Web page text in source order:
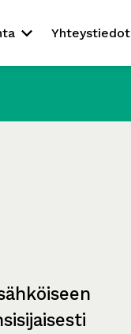
Yhteystiedot